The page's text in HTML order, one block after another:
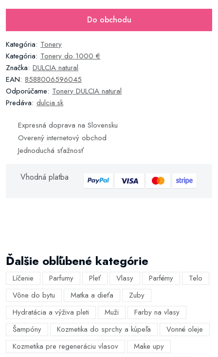
Do obchodu
Kategória: Tonery
Kategória: Tonery do 1000 €
Značka: DULCIA natural
EAN: 8588006596045
Odporúčame: Tonery DULCIA natural
Predáva: dulcia.sk
Expresná doprava na Slovensku
Overený internetový obchod
Jednoduchá sťažnosť
Vhodná platba
Ďalšie obľúbené kategórie
Líčenie Parfumy Pleť Vlasy Parfémy
Telo
Vône do bytu
Matka a dieťa
Zuby
Hydratácia a výživa pleti
Muži
Farby na vlasy
Šampóny
Kozmetika do sprchy a kúpeľa
Vonné oleje
Kozmetika pre regeneráciu vlasov
Make upy